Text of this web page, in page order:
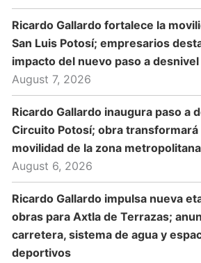
Ricardo Gallardo fortalece la
San Luis Potosí; empresarios
impacto del nuevo paso a desnivel
August 7, 2026
Ricardo Gallardo inaugura paso a
Circuito Potosí; obra transformará
movilidad de la zona metropolitana
August 6, 2026
Ricardo Gallardo impulsa nueva
obras para Axtla de Terrazas;
carretera, sistema de agua y
deportivos